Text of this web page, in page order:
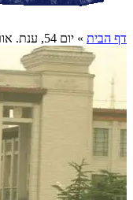
דף הבית » יום 54, ענת. אור. רגש. תקווה.